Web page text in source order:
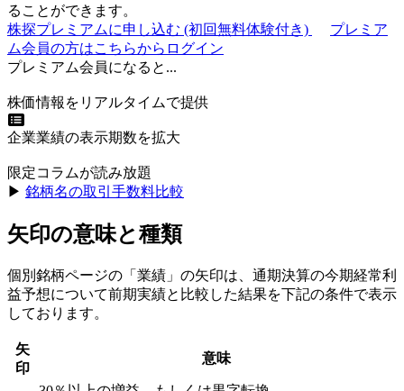
ることができます。
株探プレミアムに申し込む (初回無料体験付き)
プレミア
ム会員の方はこちらからログイン
プレミアム会員になると...
株価情報をリアルタイムで提供
企業業績の表示期数を拡大
限定コラムが読み放題
▶︎ 銘柄名の取引手数料比較
矢印の意味と種類
個別銘柄ページの「業績」の矢印は、通期決算の今期経常利
益予想について前期実績と比較した結果を下記の条件で表示
しております。
矢
印
意味